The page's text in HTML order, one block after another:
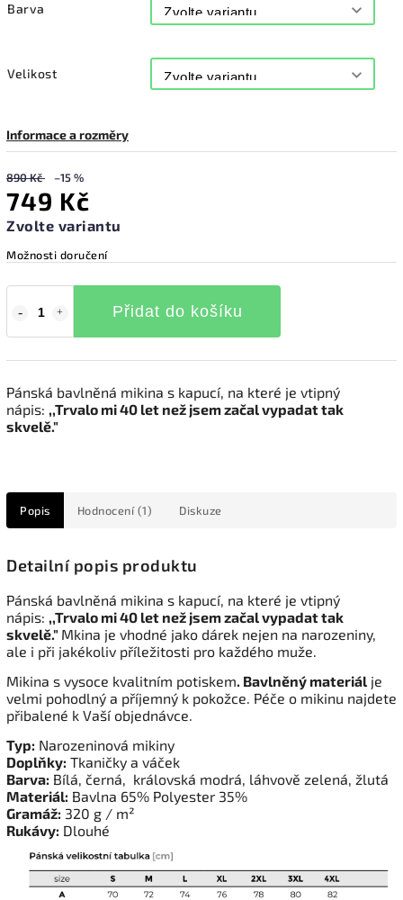
Barva
Velikost
Informace a rozměry
890 Kč –15 %
749 Kč
Zvolte variantu
Možnosti doručení
Přidat do košíku
Pánská bavlněná mikina s kapucí, na které je vtipný
nápis: ,,Trvalo mi 40 let než jsem začal vypadat tak
skvelě."
Popis Hodnocení (1) Diskuze
Detailní popis produktu
Pánská bavlněná mikina s kapucí, na které je vtipný
nápis: ,,Trvalo mi 40 let než jsem začal vypadat tak
skvelě." Mkina je vhodné jako dárek nejen na narozeniny,
ale i při jakékoliv příležitosti pro každého muže.
Mikina s vysoce kvalitním potiskem. Bavlněný materiál je
velmi pohodlný a příjemný k pokožce. Péče o mikinu najdete
přibalené k Vaší objednávce.
Typ: Narozeninová mikiny
Doplňky: Tkaničky a váček
Barva: Bílá, černá, královská modrá, láhvově zelená, žlutá
Materiál: Bavlna 65% Polyester 35%
Gramáž: 320 g / m²
Rukávy: Dlouhé